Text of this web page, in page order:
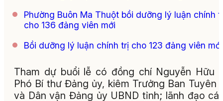
Phường Buôn Ma Thuột bồi dưỡng lý luận chính
cho 136 đảng viên mới
Bồi dưỡng lý luận chính trị cho 123 đảng viên mới
Tham dự buổi lễ có đồng chí Nguyễn Hữu
Phó Bí thư Đảng ủy, kiêm Trưởng Ban Tuyên
và Dân vận Đảng ủy UBND tỉnh; lãnh đạo